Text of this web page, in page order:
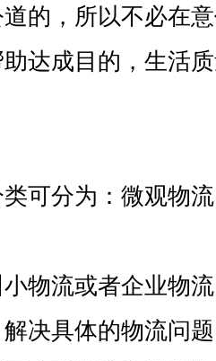
的，所以不必在
达成目的，生活
可分为：微观物
物流或者企业物
决具体的物流问